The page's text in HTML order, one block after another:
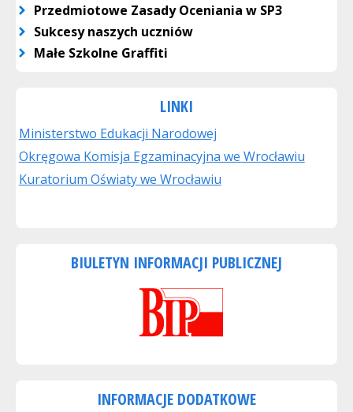
Przedmiotowe Zasady Oceniania w SP3
Sukcesy naszych uczniów
Małe Szkolne Graffiti
LINKI
Ministerstwo Edukacji Narodowej
Okręgowa Komisja Egzaminacyjna we Wrocławiu
Kuratorium Oświaty we Wrocławiu
BIULETYN INFORMACJI PUBLICZNEJ
INFORMACJE DODATKOWE